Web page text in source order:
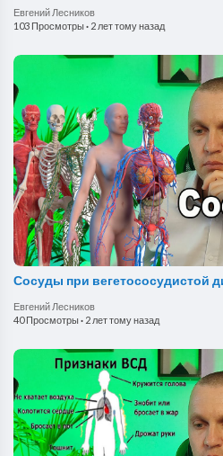
Евгений Лесников
103 Просмотры· 2 лет тому назад
Сосуды при вегетососудистой
Евгений Лесников
40 Просмотры· 2 лет тому назад